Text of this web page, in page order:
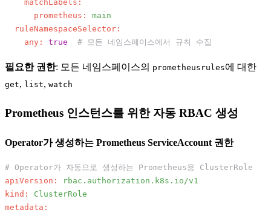
matchLabels:
prometheus:
main
ruleNamespaceSelector:
any:
true # 모든 네임스페이스에서 규칙 수집
필요한 권한: 모든 네임스페이스의 prometheusrules에 대한
get, list, watch
Prometheus 인스턴스를 위한 자동 RBAC 생성
Operator가 생성하는 Prometheus ServiceAccount 권한
# Operator가 자동으로 생성하는 Prometheus용 ClusterRole
apiVersion:
rbac.authorization.k8s.io/v1
kind:
ClusterRole
metadata: